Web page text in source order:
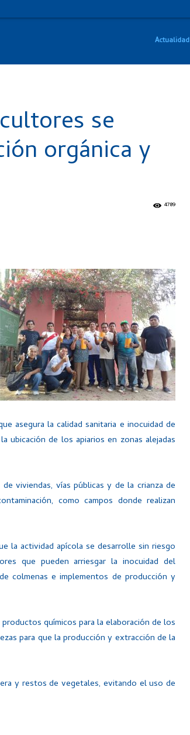
Actualidad
se
orgánica y
4789
asegura la calidad sanitaria e inocuidad de
ubicación de los apiarios en zonas alejadas
viviendas, vías públicas y de la crianza de
como campos donde realizan
la actividad apícola se desarrolle sin riesgo
que pueden arriesgar la inocuidad del
colmenas e implementos de producción y
químicos para la elaboración de los
para que la producción y extracción de la
y restos de vegetales, evitando el uso de